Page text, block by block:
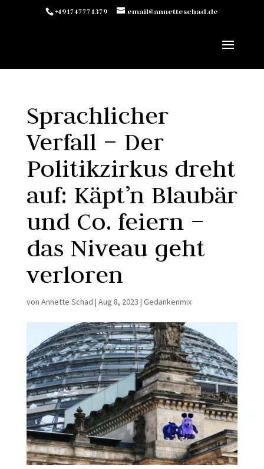
+491747771379 email@annetteschad.de
Sprachlicher
Verfall – Der
Politikzirkus dreht
auf: Käpt’n Blaubär
und Co. feiern –
das Niveau geht
verloren
von Annette Schad | Aug 8, 2023 | Gedankenmix